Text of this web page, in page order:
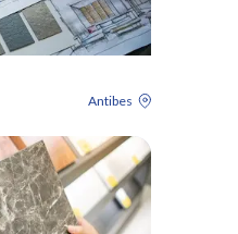
Antibes